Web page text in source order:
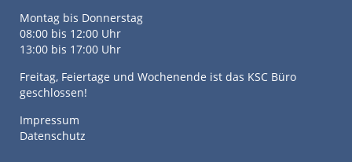
Montag bis Donnerstag
08:00 bis 12:00 Uhr
13:00 bis 17:00 Uhr
Freitag, Feiertage und Wochenende ist das KSC Büro
geschlossen!
Impressum
Datenschutz